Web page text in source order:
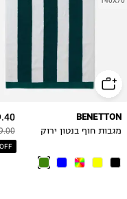
₪
₪
BENETTON
מגבות חוף בנטון ירוק